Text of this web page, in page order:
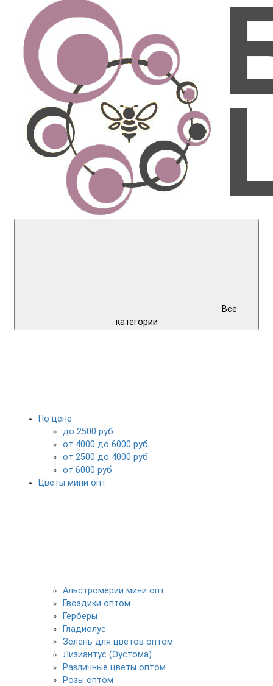
Все
категории
По цене
до 2500 руб
от 4000 до 6000 руб
от 2500 до 4000 руб
от 6000 руб
Цветы мини опт
Альстромерии мини опт
Гвоздики оптом
Герберы
Гладиолус
Зелень для цветов оптом
Лизиантус (Эустома)
Различные цветы оптом
Розы оптом